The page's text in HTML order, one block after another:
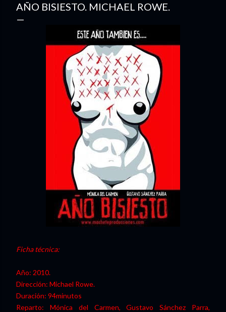
AÑO BISIESTO. MICHAEL ROWE.
Ficha técnica:
Año: 2010.
Dirección: Michael Rowe.
Duración: 94minutos
Reparto: Mónica del Carmen, Gustavo Sánchez Parra,